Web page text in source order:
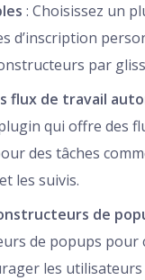
: Choisissez un
d’inscription
par
flux de travail
qui offre des
des tâches
les suivis.
de
de popups pour
les utilisateurs